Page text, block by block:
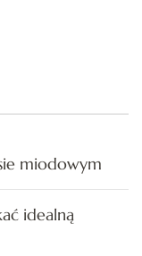
miodowym
idealną